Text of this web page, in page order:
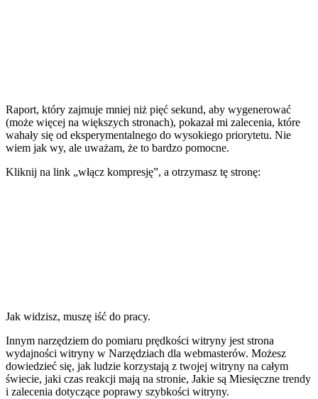
Raport, który zajmuje mniej niż pięć sekund, aby wygenerować
(może więcej na większych stronach), pokazał mi zalecenia, które
wahały się od eksperymentalnego do wysokiego priorytetu. Nie
wiem jak wy, ale uważam, że to bardzo pomocne.
Kliknij na link „włącz kompresję”, a otrzymasz tę stronę:
Jak widzisz, muszę iść do pracy.
Innym narzędziem do pomiaru prędkości witryny jest strona
wydajności witryny w Narzędziach dla webmasterów. Możesz
dowiedzieć się, jak ludzie korzystają z twojej witryny na całym
świecie, jaki czas reakcji mają na stronie, Jakie są Miesięczne trendy
i zalecenia dotyczące poprawy szybkości witryny.